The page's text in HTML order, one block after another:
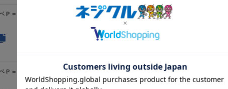
Ｐ＝
3 X 6
Ｐ＝
三価ﾌﾞﾗｯｸ